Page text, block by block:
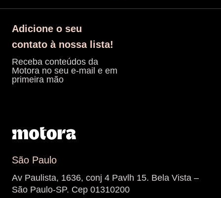
Adicione o seu
contato à nossa lista!
Receba conteúdos da
Motora no seu e-mail e em
primeira mão
São Paulo
Av Paulista, 1636, conj 4 Pavlh 15. Bela Vista –
São Paulo-SP. Cep 01310200